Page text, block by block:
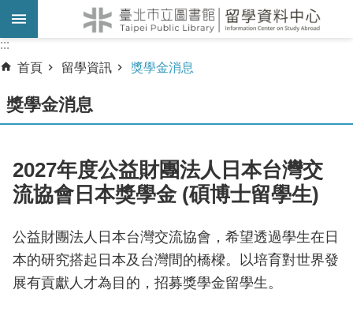
跳到主要內容區塊
:::
:::
首頁
留學資訊 獎學金消息
獎學金消息
2027年度公益財團法人日本台灣交
流協會日本獎學金 (碩博士留學生)
公益財團法人日本台灣交流協會，希望透過學生在日
本的研究搭起日本及台灣間的橋樑。以培育對世界發
展有貢獻人才為目的，招募獎學金留學生。